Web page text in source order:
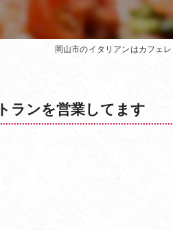
岡山市のイタリアンはカフェ
ランを営業してます